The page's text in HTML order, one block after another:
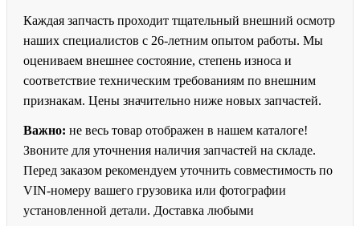
Каждая запчасть проходит тщательный внешний осмотр
наших специалистов с 26-летним опытом работы. Мы
оцениваем внешнее состояние, степень износа и
соответствие техническим требованиям по внешним
признакам. Цены значительно ниже новых запчастей.
Важно: не весь товар отображен в нашем каталоге!
Звоните для уточнения наличия запчастей на складе.
Перед заказом рекомендуем уточнить совместимость по
VIN-номеру вашего грузовика или фотографии
установленной детали. Доставка любыми